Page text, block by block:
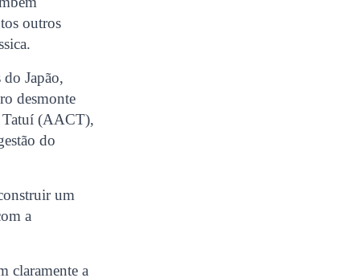
outros
Japão,
desmonte
Tatuí (AACT),
do
um
a
claramente a